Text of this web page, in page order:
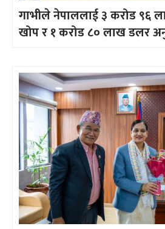
गाभीले नेपाललाई ३ करोड ९६
खोप र १ करोड ८० लाख डलर